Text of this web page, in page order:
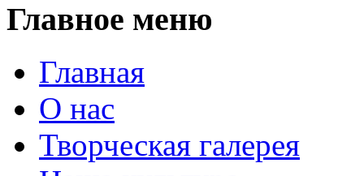
Главное меню
Главная
О нас
Творческая галерея